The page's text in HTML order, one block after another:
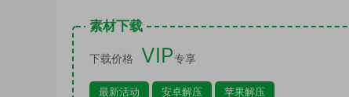
素材下载
下载价格 VIP专享
最新活动 安卓解压 苹果解压